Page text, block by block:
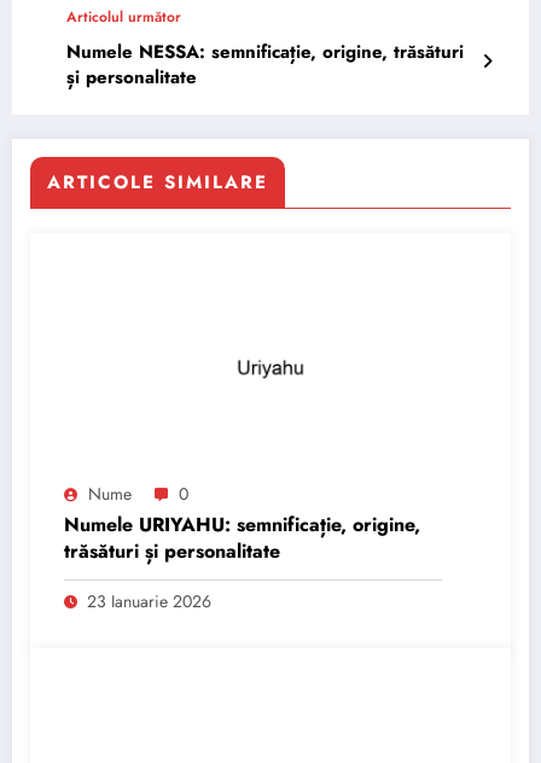
Articolul următor
Numele NESSA: semnificație, origine, trăsături
și personalitate
ARTICOLE SIMILARE
Nume 0
Numele URIYAHU: semnificație, origine,
trăsături și personalitate
23 Ianuarie 2026